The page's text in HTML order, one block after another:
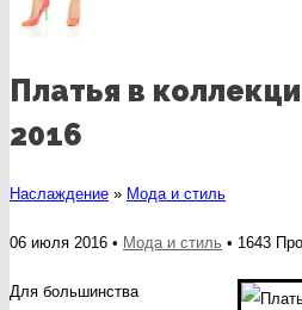
Платья в
2016
Наслаждение » Мода и стиль
06 июля 2016 • Мода и стиль • 1643
Для большинства